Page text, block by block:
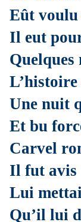
Eût voulu
Il eut
Quelques
Une nuit
Et bu
Carvel
Il fut avis
Lui
Qu’il lui